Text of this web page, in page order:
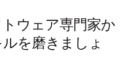
ウェア専門家か
を磨きましょ